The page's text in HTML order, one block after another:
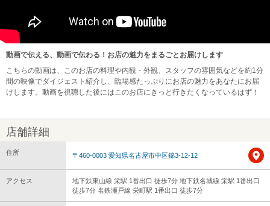
動画で伝える、動画で伝わる！お店の魅力をまるごとお届けします
こちらの動画は、このお店の料理や内観・外観、スタッフの雰囲気などを約1分
間の映像でダイジェスト紹介し、臨場感たっぷりにお店の魅力をあなたにお届
けします。動画を視聴した後にはこのお店にきっと行きたくなっているはず！
店舗詳細
住所 〒460-0003 愛知県名古屋市中区錦3-12-12
アクセス
地下鉄東山線 栄駅 1番出口 徒歩7分 地下鉄名城線 栄駅 1番出口
徒歩7分 名鉄瀬戸線 栄町駅 1番出口 徒歩7分